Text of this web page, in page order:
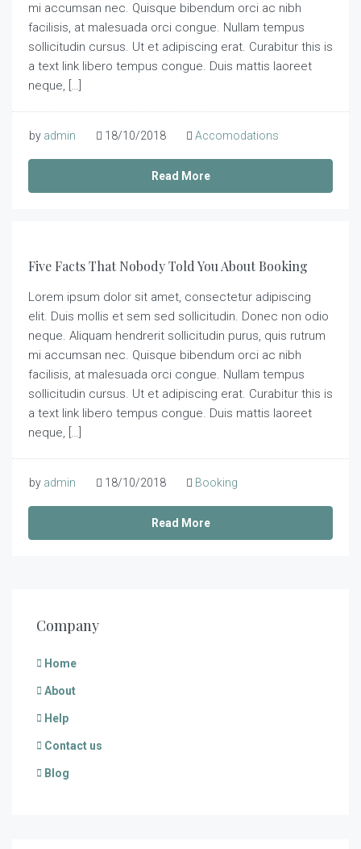
mi accumsan nec. Quisque bibendum orci ac nibh
facilisis, at malesuada orci congue. Nullam tempus
sollicitudin cursus. Ut et adipiscing erat. Curabitur this is
a text link libero tempus congue. Duis mattis laoreet
neque, […]
by admin 18/10/2018 Accomodations
Read More
Five Facts That Nobody Told You About Booking
Lorem ipsum dolor sit amet, consectetur adipiscing
elit. Duis mollis et sem sed sollicitudin. Donec non odio
neque. Aliquam hendrerit sollicitudin purus, quis rutrum
mi accumsan nec. Quisque bibendum orci ac nibh
facilisis, at malesuada orci congue. Nullam tempus
sollicitudin cursus. Ut et adipiscing erat. Curabitur this is
a text link libero tempus congue. Duis mattis laoreet
neque, […]
by admin 18/10/2018 Booking
Read More
Company
Home
About
Help
Contact us
Blog